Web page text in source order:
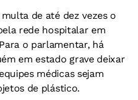
de até dez vezes o
rede hospitalar em
o parlamentar, há
em estado grave deixar
médicas sejam
de plástico.